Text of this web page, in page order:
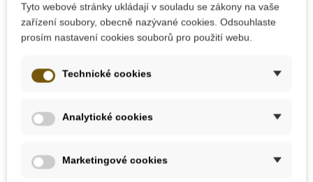
Skladem
Život pod povrchem
368 Kč
Přidat do košíku
Skladem
Život pod mořem
Přidat do košíku
Tyto webové stránky ukládají v souladu se zákony na vaše
zařízení soubory, obecně nazývané cookies. Odsouhlaste
prosím nastavení cookies souborů pro použití webu.
Technické cookies
Analytické cookies
Marketingové cookies